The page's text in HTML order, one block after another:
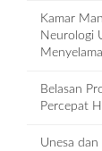
Kamar
Neurologi
Belasan
Percepat
Unesa